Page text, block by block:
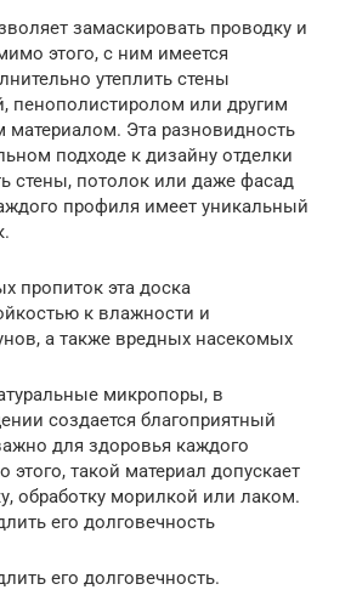
замаскировать проводку и
этого, с ним имеется
утеплить стены
пенополистиролом или другим
Эта разновидность
подходе к дизайну отделки
стены, потолок или даже фасад
профиля имеет уникальный
пропиток эта доска
к влажности и
а также вредных насекомых
микропоры, в
создается благоприятный
для здоровья каждого
такой материал допускает
обработку морилкой или лаком.
его долговечность
его долговечность.